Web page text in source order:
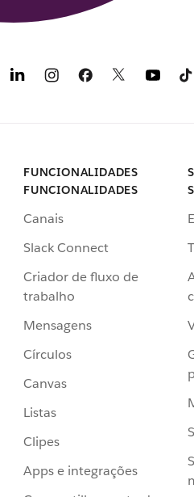
FUNCIONALIDADES
FUNCIONALIDADES
Canais
Slack Connect
Criador de fluxo de
trabalho
Mensagens
Círculos
Canvas
Listas
Clipes
Apps e integrações